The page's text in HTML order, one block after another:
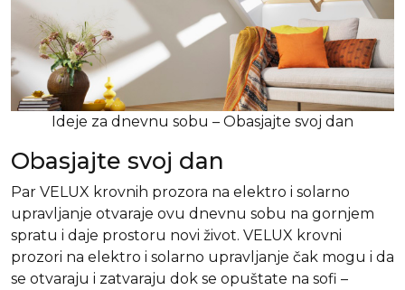
Ideje za dnevnu sobu – Obasjajte svoj dan
Obasjajte svoj dan
Par VELUX krovnih prozora na elektro i solarno
upravljanje otvaraje ovu dnevnu sobu na gornjem
spratu i daje prostoru novi život. VELUX krovni
prozori na elektro i solarno upravljanje čak mogu i da
se otvaraju i zatvaraju dok se opuštate na sofi –